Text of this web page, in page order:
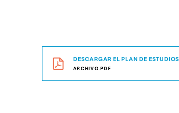
DESCARGAR EL PLAN DE ESTUDIOS
ARCHIVO.PDF